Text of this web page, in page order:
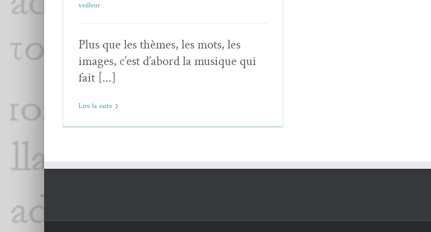
veilleur
Plus que les thèmes, les mots, les
images, c’est d’abord la musique qui
fait [...]
Lire la suite